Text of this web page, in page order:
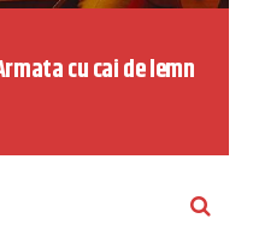
cu cai de lemn